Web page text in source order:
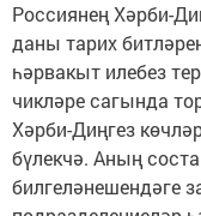
Россиянең Хәрби-
даны тарих
һәрвакыт илебез
чикләре сагында
Хәрби-Диңгез
бүлекчә. Аның
билгеләнешендәге